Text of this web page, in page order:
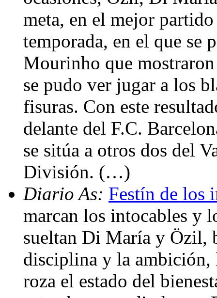
meta, en el mejor
temporada, en el que se
Mourinho que
se pudo ver jugar a los
fisuras. Con este
delante del F.C.
se sitúa a otros dos del
División. (…)
Diario As: Festín de los
marcan los intocables y
sueltan Di María y Özil,
disciplina y la
roza el estado del